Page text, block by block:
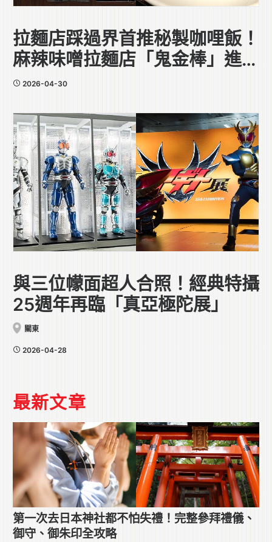
拉麵店踩過界首推秘製咖哩飯！
麻辣味噌拉麵店「鬼金棒」進駐
中環
2026-04-30
與三位幪面超人合照！經典特攝
25週年再臨「真亞極陀展」
關東
2026-04-28
最新文章
第一次去日本神社都不怕失禮！完整參拜禮儀、
御守、御朱印全攻略